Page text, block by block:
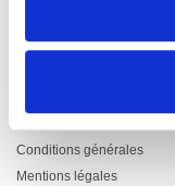
info@heimgartner.com
Conditions générales
Mentions légales